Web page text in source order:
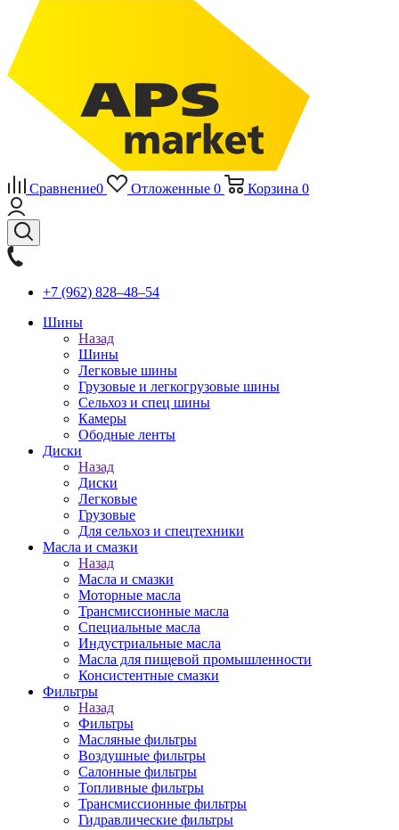
Сравнение0 Отложенные 0 Корзина 0
+7 (962) 828‒48‒54
Шины
Назад
Шины
Легковые шины
Грузовые и легкогрузовые шины
Сельхоз и спец шины
Камеры
Ободные ленты
Диски
Назад
Диски
Легковые
Грузовые
Для сельхоз и спецтехники
Масла и смазки
Назад
Масла и смазки
Моторные масла
Трансмиссионные масла
Специальные масла
Индустриальные масла
Масла для пищевой промышленности
Консистентные смазки
Фильтры
Назад
Фильтры
Масляные фильтры
Воздушные фильтры
Салонные фильтры
Топливные фильтры
Трансмиссионные фильтры
Гидравлические фильтры